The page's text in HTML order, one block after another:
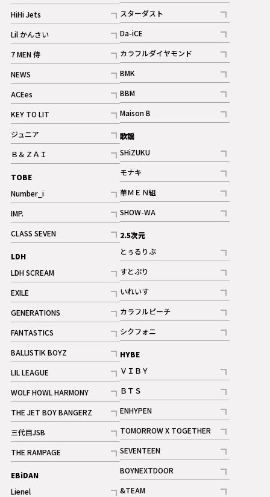
記事
HiHi Jets
記事
Lil かんさい
記事
7 MEN 侍
記事
NEWS
記事
ACEes
記事
KEY TO LIT
記事
ジュニア
記事
Ｂ＆ＺＡＩ
記事
TOBE
Number_i
記事
IMP.
記事
CLASS SEVEN
記事
LDH
LDH SCREAM
記事
EXILE
記事
GENERATIONS
記事
FANTASTICS
記事
BALLISTIK BOYZ
記事
LIL LEAGUE
記事
WOLF HOWL HARMONY
記事
THE JET BOY BANGERZ
記事
三代目JSB
記事
THE RAMPAGE
記事
ギャラリー
EBiDAN
Lienel
記事
ギャラリー
スターダスト
記事
Da-iCE
記事
カラフルダイヤモンド
記事
BMK
記事
BBM
記事
ギャラリー
Maison B
記事
歌謡
SHiZUKU
記事
モナキ
記事
華ＭＥＮ組
記事
SHOW-WA
記事
2.5次元
とぅるりぶ
記事
すとぷり
記事
ギャラリー
いれいす
記事
ギャラリー
カラフルピーチ
記事
シクフォニ
記事
HYBE
ＶＩＢＹ
記事
ＢＴＳ
記事
ENHYPEN
記事
TOMORROW X TOGETHER
記事
ギャラリー
SEVENTEEN
記事
BOYNEXTDOOR
記事
&TEAM